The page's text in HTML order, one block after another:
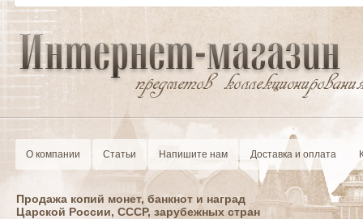
О компании Статьи Напишите нам Доставка и оплата
Продажа копий монет, банкнот и наград
Царской России, CCCР, зарубежных стран